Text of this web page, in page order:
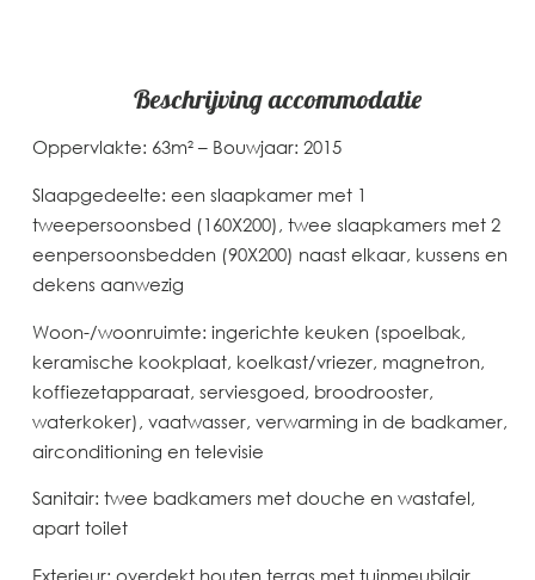
Beschrijvingaccommodatie
Oppervlakte: 63m² – Bouwjaar: 2015
Slaapgedeelte: een slaapkamer met 1
tweepersoonsbed (160X200), twee slaapkamers met 2
eenpersoonsbedden (90X200) naast elkaar, kussens en
dekens aanwezig
Woon-/woonruimte: ingerichte keuken (spoelbak,
keramische kookplaat, koelkast/vriezer, magnetron,
koffiezetapparaat, serviesgoed, broodrooster,
waterkoker), vaatwasser, verwarming in de badkamer,
airconditioning en televisie
Sanitair: twee badkamers met douche en wastafel,
apart toilet